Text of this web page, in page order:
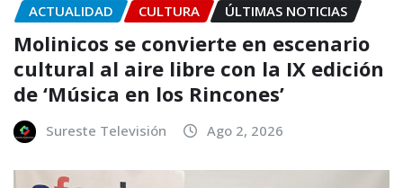
ACTUALIDAD CULTURA ÚLTIMAS NOTICIAS
Molinicos se convierte en escenario
cultural al aire libre con la IX edición
de ‘Música en los Rincones’
Sureste Televisión Ago 2, 2026